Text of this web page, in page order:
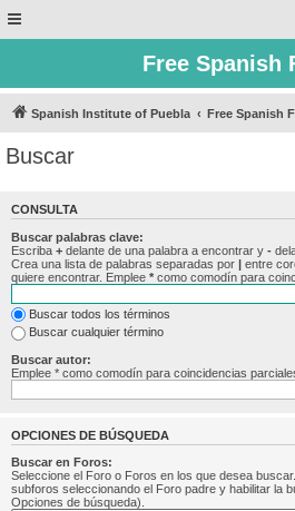
Free Spanish
Spanish Institute of Puebla Free Spanish
Buscar
CONSULTA
Buscar palabras clave:
Escriba + delante de una palabra a encontrar y -
Crea una lista de palabras separadas por | entre
quiere encontrar. Emplee * como comodín para
Buscar todos los términos
Buscar cualquier término
Buscar autor:
Emplee * como comodín para coincidencias
OPCIONES DE BÚSQUEDA
Buscar en Foros:
Seleccione el Foro o Foros en los que desea
subforos seleccionando el Foro padre y habilitar la
Opciones de búsqueda).